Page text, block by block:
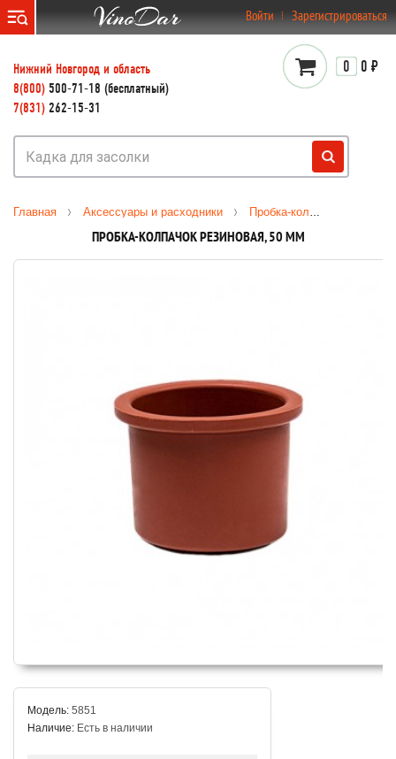
Войти Зарегистрироваться
Нижний Новгород и область
8(800) 500-71-18 (бесплатный)
7(831) 262-15-31
0 0 ₽
Главная Аксессуары и расходники Пробка-колпачок резиновая, 50 мм
ПРОБКА-КОЛПАЧОК РЕЗИНОВАЯ, 50 ММ
Модель: 5851
Наличие: Есть в наличии